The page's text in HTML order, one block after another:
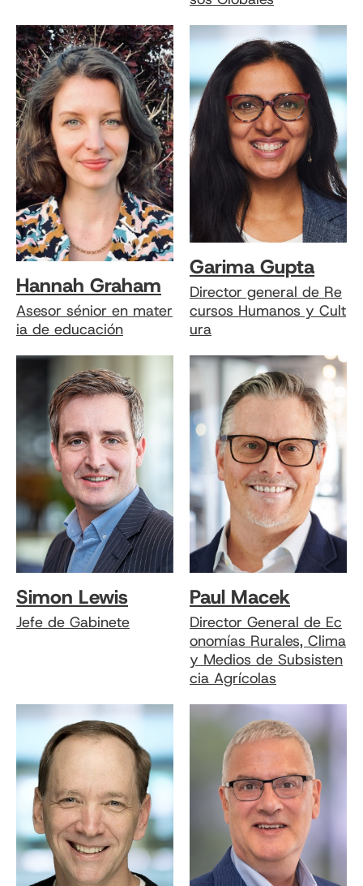
Hannah Graham
Asesor sénior en mater
ia de educación
Garima Gupta
Director general de Re
cursos Humanos y Cult
ura
Simon Lewis
Jefe de Gabinete
Paul Macek
Director General de Ec
onomías Rurales, Clima
y Medios de Subsisten
cia Agrícolas